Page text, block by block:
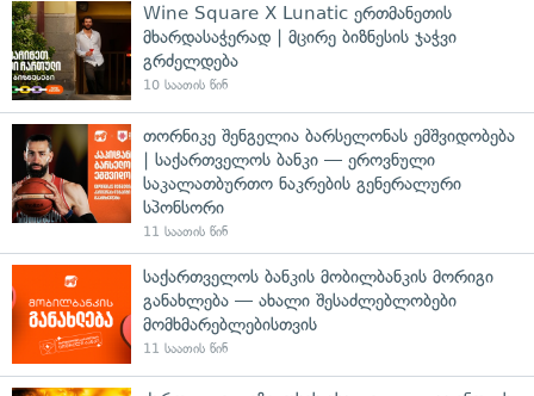
Wine Square X Lunatic ერთმანეთის
მხარდასაჭერად | მცირე ბიზნესის ჯაჭვი
გრძელდება
10 საათის წინ
თორნიკე შენგელია ბარსელონას ემშვიდობება
| საქართველოს ბანკი — ეროვნული
საკალათბურთო ნაკრების გენერალური
სპონსორი
11 საათის წინ
საქართველოს ბანკის მობილბანკის მორიგი
განახლება — ახალი შესაძლებლობები
მომხმარებლებისთვის
11 საათის წინ